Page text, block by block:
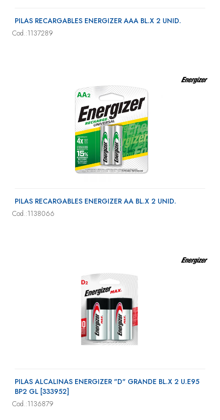
PILAS RECARGABLES ENERGIZER AAA BL.X 2 UNID.
Cod.:1137289
PILAS RECARGABLES ENERGIZER AA BL.X 2 UNID.
Cod.:1138066
PILAS ALCALINAS ENERGIZER "D" GRANDE BL.X 2 U.E95
BP2 GL [333952]
Cod.:1136879